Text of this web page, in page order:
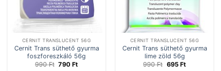
CERNIT TRANSLUCENT 56G
Cernit Trans süthető gyurma
foszforeszkáló 56g
990Ft Original
790FtCurrent
CERNIT TRANSLUCENT 56G
Cernit Trans süthető gyurma
lime zöld 56g
990Ft Original
695 FtCurrent